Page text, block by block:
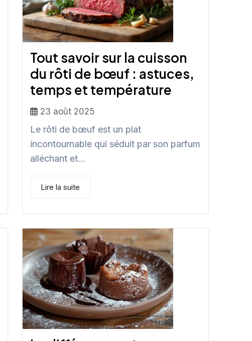
Tout savoir sur la cuisson
du rôti de bœuf : astuces,
temps et température
23 août 2025
Le rôti de bœuf est un plat
incontournable qui séduit par son parfum
alléchant et...
Lire la suite